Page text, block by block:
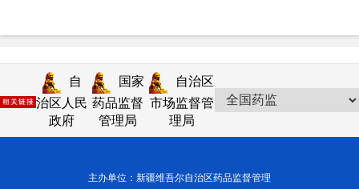
自
治区人民
政府
国家
药品监督
管理局
自治区
市场监督管
理局
主办单位：新疆维吾尔自治区药品监督管理